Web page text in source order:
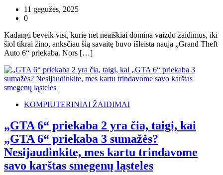
11 gegužės, 2025
0
Kadangi beveik visi, kurie net neaiškiai domina vaizdo žaidimus, iki
šiol tikrai žino, anksčiau šią savaitę buvo išleista nauja „Grand Theft
Auto 6“ priekaba. Nors […]
KOMPIUTERINIAI ŽAIDIMAI
„GTA 6“ priekaba 2 yra čia, taigi, kai
„GTA 6“ priekaba 3 sumažės?
Nesijaudinkite, mes kartu trindavome
savo karštas smegenų ląsteles